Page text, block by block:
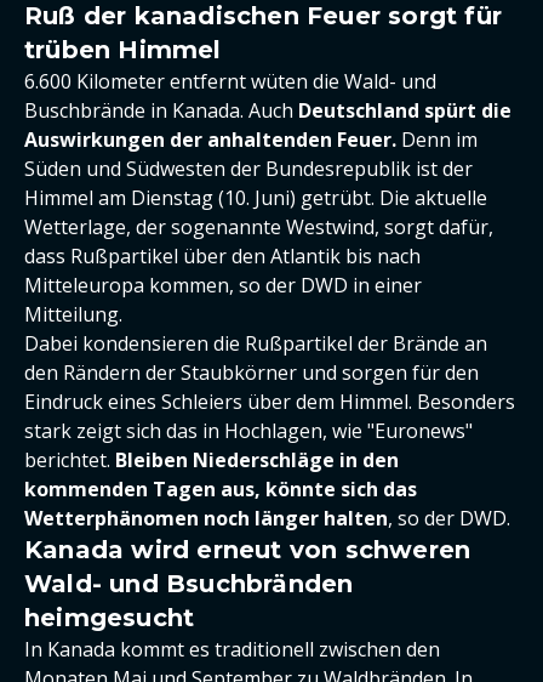
Ruß der kanadischen Feuer sorgt für
trüben Himmel
6.600 Kilometer entfernt wüten die Wald- und
Buschbrände in Kanada. Auch Deutschland spürt die
Auswirkungen der anhaltenden Feuer. Denn im
Süden und Südwesten der Bundesrepublik ist der
Himmel am Dienstag (10. Juni) getrübt. Die aktuelle
Wetterlage, der sogenannte Westwind, sorgt dafür,
dass Rußpartikel über den Atlantik bis nach
Mitteleuropa kommen, so der DWD in einer
Mitteilung.
Dabei kondensieren die Rußpartikel der Brände an
den Rändern der Staubkörner und sorgen für den
Eindruck eines Schleiers über dem Himmel. Besonders
stark zeigt sich das in Hochlagen, wie "Euronews"
berichtet. Bleiben Niederschläge in den
kommenden Tagen aus, könnte sich das
Wetterphänomen noch länger halten, so der DWD.
Kanada wird erneut von schweren
Wald- und Bsuchbränden
heimgesucht
In Kanada kommt es traditionell zwischen den